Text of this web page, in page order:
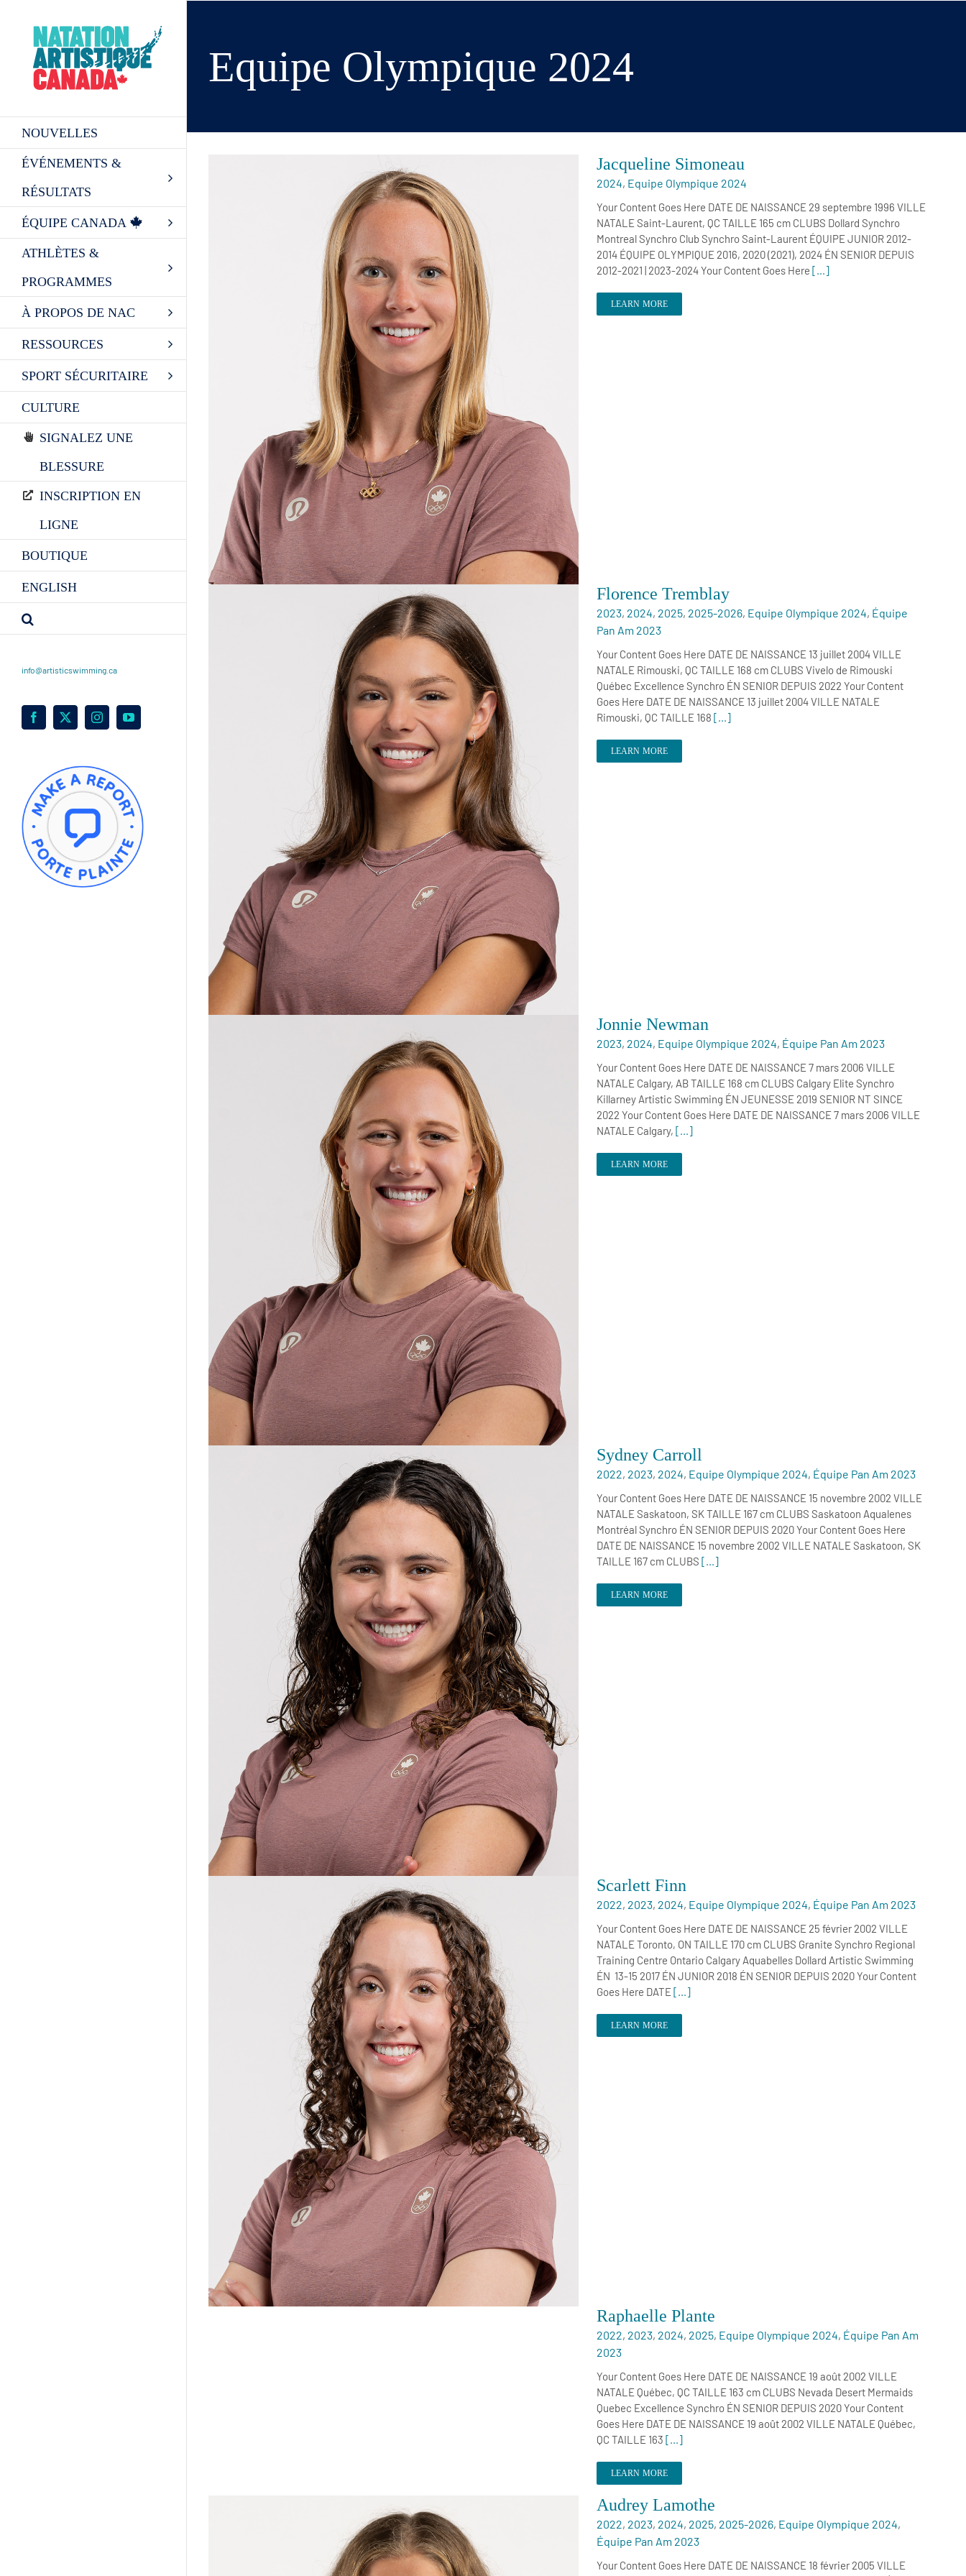
NOUVELLES
ÉVÉNEMENTS &
RÉSULTATS
ÉQUIPE CANADA
ATHLÈTES &
PROGRAMMES
À PROPOS DE NAC
RESSOURCES
SPORT SÉCURITAIRE
CULTURE
SIGNALEZ UNE
BLESSURE
INSCRIPTION EN
LIGNE
BOUTIQUE
ENGLISH
info@artisticswimming.ca
Facebook
X InstagramYouTube
Equipe Olympique 2024
Jacqueline Simoneau
2024, Equipe Olympique 2024
Your Content Goes Here DATE DE NAISSANCE 29 septembre 1996 VILLE
NATALE Saint-Laurent, QC TAILLE 165 cm CLUBS Dollard Synchro
Montreal Synchro Club Synchro Saint-Laurent ÉQUIPE JUNIOR 2012-
2014 ÉQUIPE OLYMPIQUE 2016, 2020 (2021), 2024 ÉN SENIOR DEPUIS
2012-2021 | 2023-2024 Your Content Goes Here [...]
LEARN MORE
Florence Tremblay
2023, 2024, 2025, 2025-2026, Equipe Olympique 2024, Équipe
Pan Am 2023
Your Content Goes Here DATE DE NAISSANCE 13 juillet 2004 VILLE
NATALE Rimouski, QC TAILLE 168 cm CLUBS Vivelo de Rimouski
Québec Excellence Synchro ÉN SENIOR DEPUIS 2022 Your Content
Goes Here DATE DE NAISSANCE 13 juillet 2004 VILLE NATALE
Rimouski, QC TAILLE 168 [...]
LEARN MORE
Jonnie Newman
2023, 2024, Equipe Olympique 2024, Équipe Pan Am 2023
Your Content Goes Here DATE DE NAISSANCE 7 mars 2006 VILLE
NATALE Calgary, AB TAILLE 168 cm CLUBS Calgary Elite Synchro
Killarney Artistic Swimming ÉN JEUNESSE 2019 SENIOR NT SINCE
2022 Your Content Goes Here DATE DE NAISSANCE 7 mars 2006 VILLE
NATALE Calgary, [...]
LEARN MORE
Sydney Carroll
2022, 2023, 2024, Equipe Olympique 2024, Équipe Pan Am 2023
Your Content Goes Here DATE DE NAISSANCE 15 novembre 2002 VILLE
NATALE Saskatoon, SK TAILLE 167 cm CLUBS Saskatoon Aqualenes
Montréal Synchro ÉN SENIOR DEPUIS 2020 Your Content Goes Here
DATE DE NAISSANCE 15 novembre 2002 VILLE NATALE Saskatoon, SK
TAILLE 167 cm CLUBS [...]
LEARN MORE
Scarlett Finn
2022, 2023, 2024, Equipe Olympique 2024, Équipe Pan Am 2023
Your Content Goes Here DATE DE NAISSANCE 25 février 2002 VILLE
NATALE Toronto, ON TAILLE 170 cm CLUBS Granite Synchro Regional
Training Centre Ontario Calgary Aquabelles Dollard Artistic Swimming
ÉN 13-15 2017 ÉN JUNIOR 2018 ÉN SENIOR DEPUIS 2020 Your Content
Goes Here DATE[...]
LEARN MORE
Raphaelle Plante
2022, 2023, 2024, 2025, Equipe Olympique 2024, Équipe Pan Am
2023
Your Content Goes Here DATE DE NAISSANCE 19 août 2002 VILLE
NATALE Québec, QC TAILLE 163 cm CLUBS Nevada Desert Mermaids
Quebec Excellence Synchro ÉN SENIOR DEPUIS 2020 Your Content
Goes Here DATE DE NAISSANCE 19 août 2002 VILLE NATALE Québec,
QC TAILLE 163 [...]
LEARN MORE
Audrey Lamothe
2022, 2023, 2024, 2025, 2025-2026, Equipe Olympique 2024,
Équipe Pan Am 2023
Your Content Goes Here DATE DE NAISSANCE 18 février 2005 VILLE